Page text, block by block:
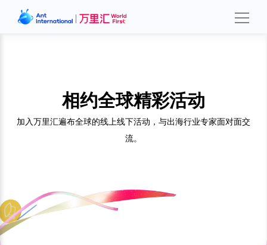
相约全球精彩活动
加入万里汇遍布全球的线上线下活动，与出海行业专家面对面交
流。